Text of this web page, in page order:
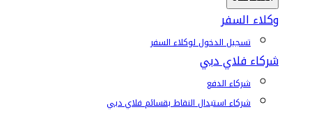
وكلاء السفر
تسجيل الدخول لوكلاء السفر
شركاء فلاي دبي
شركاء الدفع
شركاء استبدال النقاط بقسائم فلاي دبي